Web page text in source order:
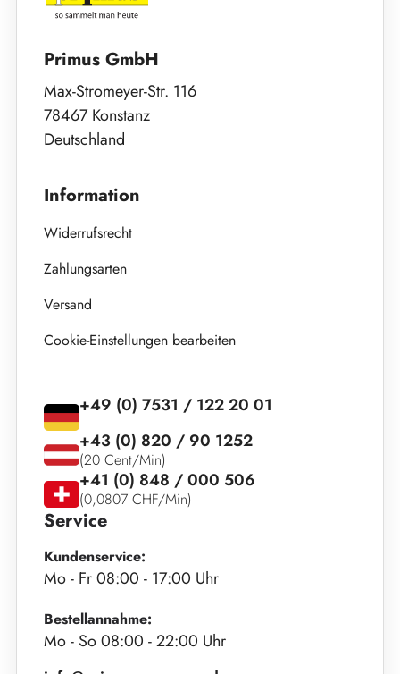
Primus GmbH
Max-Stromeyer-Str. 116
78467 Konstanz
Deutschland
Information
Widerrufsrecht
Zahlungsarten
Versand
Cookie-Einstellungen bearbeiten
Service
Kundenservice:
Mo - Fr 08:00 - 17:00 Uhr
Bestellannahme:
Mo - So 08:00 - 22:00 Uhr
+49 (0) 7531 / 122 20 01
+43 (0) 820 / 90 1252
(20 Cent/Min)
+41 (0) 848 / 000 506
(0,0807 CHF/Min)